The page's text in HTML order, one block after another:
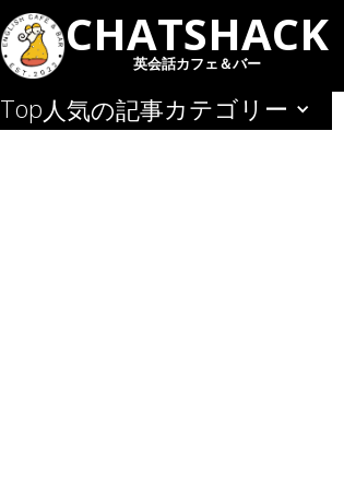
CHATSHACK
英会話カフェ＆バー
Top人気の記事カテゴリー